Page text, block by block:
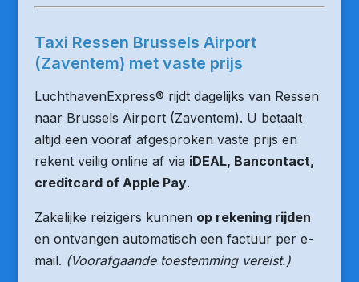
Taxi Ressen Brussels Airport
(Zaventem) met vaste prijs
LuchthavenExpress® rijdt dagelijks van Ressen
naar Brussels Airport (Zaventem). U betaalt
altijd een vooraf afgesproken vaste prijs en
rekent veilig online af via iDEAL, Bancontact,
creditcard of Apple Pay.
Zakelijke reizigers kunnen op rekening rijden
en ontvangen automatisch een factuur per e-
mail. (Voorafgaande toestemming vereist.)